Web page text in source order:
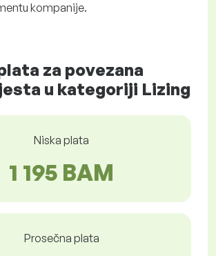
kompanije.
za povezana
u kategoriji Lizing
Niska plata
1 195 BAM
Prosečna plata